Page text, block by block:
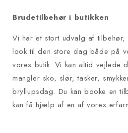
Brudetilbehør i butikken
Vi har et stort udvalg af
look til den store dag både på
vores butik. Vi kan altid vejlede
mangler sko, slør, tasker,
bryllupsdag. Du kan booke en
kan få hjælp af en af vores